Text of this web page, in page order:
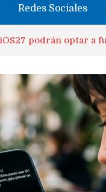
Redes Sociales
podrán optar a